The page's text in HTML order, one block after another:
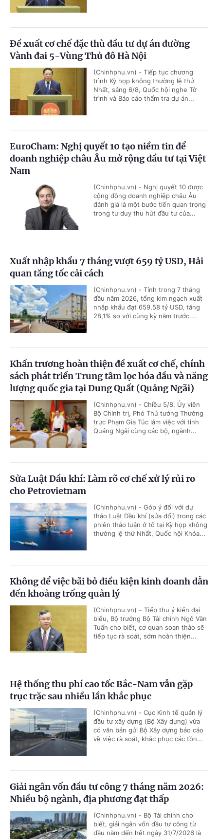
Đề xuất cơ chế đặc thù đầu tư dự án đường
Vành đai 5-Vùng Thủ đô Hà Nội
(Chinhphu.vn) - Tiếp tục chương
trình Kỳ họp không thường lệ thứ
Nhất, sáng 6/8, Quốc hội nghe Tờ
trình và Báo cáo thẩm tra dự án...
EuroCham: Nghị quyết 10 tạo niềm tin để
doanh nghiệp châu Âu mở rộng đầu tư tại Việt
Nam
(Chinhphu.vn) - Nghị quyết 10 được
cộng đồng doanh nghiệp châu Âu
đánh giá là một bước tiến quan trọng
trong tư duy thu hút đầu tư của...
Xuất nhập khẩu 7 tháng vượt 659 tỷ USD, Hải
quan tăng tốc cải cách
(Chinhphu.vn) - Tính trong 7 tháng
đầu năm 2026, tổng kim ngạch xuất
nhập khẩu đạt 659,58 tỷ USD, tăng
28,1% so với cùng kỳ năm trước....
Khẩn trương hoàn thiện đề xuất cơ chế, chính
sách phát triển Trung tâm lọc hóa dầu và năng
lượng quốc gia tại Dung Quất (Quảng Ngãi)
(Chinhphu.vn) - Chiều 5/8, Ủy viên
Bộ Chính trị, Phó Thủ tướng Thường
trực Phạm Gia Túc làm việc với tỉnh
Quảng Ngãi cùng các bộ, ngành...
Sửa Luật Dầu khí: Làm rõ cơ chế xử lý rủi ro
cho Petrovietnam
(Chinhphu.vn) - Góp ý đối với dự
thảo Luật Dầu khí (sửa đổi) trong các
phiên thảo luận ở tổ tại Kỳ họp không
thường lệ thứ Nhất, Quốc hội Khóa...
Không để việc bãi bỏ điều kiện kinh doanh dẫn
đến khoảng trống quản lý
(Chinhphu.vn) – Tiếp thu ý kiến đại
biểu, Bộ trưởng Bộ Tài chính Ngô Văn
Tuấn cho biết, cơ quan soạn thảo sẽ
tiếp tục rà soát, sớm hoàn thiện...
Hệ thống thu phí cao tốc Bắc-Nam vẫn gặp
trục trặc sau nhiều lần khắc phục
(Chinhphu.vn) - Cục Kinh tế quản lý
đầu tư xây dựng (Bộ Xây dựng) vừa
có văn bản gửi Bộ Xây dựng báo cáo
về việc rà soát, khắc phục các tồn...
Giải ngân vốn đầu tư công 7 tháng năm 2026:
Nhiều bộ ngành, địa phương đạt thấp
(Chinhphu.vn) - Bộ Tài chính cho
biết, giải ngân vốn đầu tư công từ
đầu năm đến hết ngày 31/7/2026 là